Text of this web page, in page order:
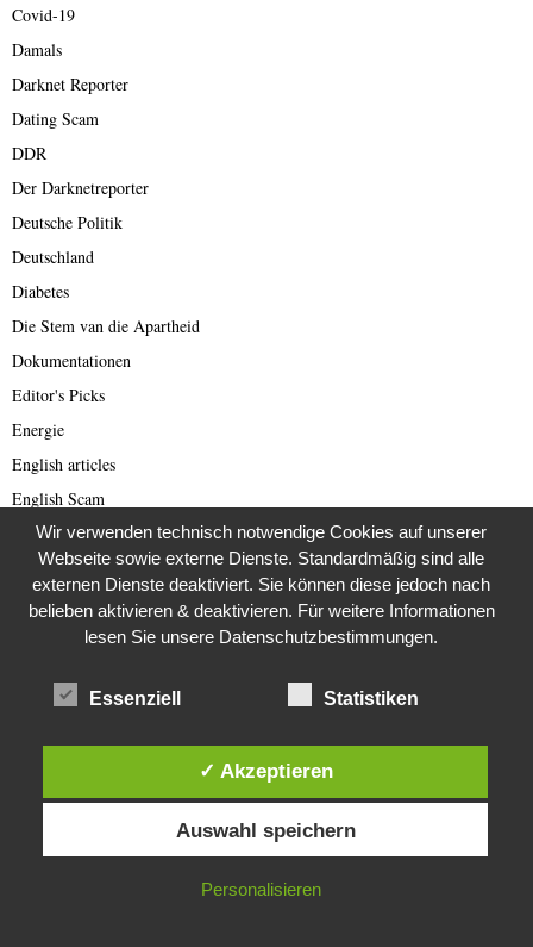
Covid-19
Damals
Darknet Reporter
Dating Scam
DDR
Der Darknetreporter
Deutsche Politik
Deutschland
Diabetes
Die Stem van die Apartheid
Dokumentationen
Editor's Picks
Energie
English articles
English Scam
Europa
Fake Barrister
Fastfood
Fernsehen
Fledermäuse
Diese Website verwendet Cookies. Durch die weitere Nutzung dieser
Website stimmst du der Verwendung von Cookies zu.
IN ORDNUNG
Wir verwenden technisch notwendige Cookies auf unserer
Webseite sowie externe Dienste. Standardmäßig sind alle
externen Dienste deaktiviert. Sie können diese jedoch nach
belieben aktivieren & deaktivieren. Für weitere Informationen
lesen Sie unsere Datenschutzbestimmungen.
Essenziell Statistiken
✓ Akzeptieren
Auswahl speichern
Personalisieren